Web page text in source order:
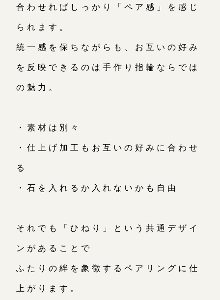
合わせればしっかり「ペア感」を感じ
られます。
統一感を保ちながらも、お互いの好み
を反映できるのは手作り指輪ならでは
の魅力。
・素材は別々
・仕上げ加工もお互いの好みに合わせ
る
・石を入れるか入れないかも自由
それでも「ひねり」という共通デザイ
ンがあることで
ふたりの絆を象徴するペアリングに仕
上がります。